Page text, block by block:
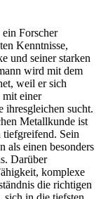
Forscher
Kenntnisse,
und seiner starken
wird mit dem
weil er sich
mit einer
ihresgleichen sucht.
Metallkunde ist
tiefgreifend. Sein
als einen besonders
Darüber
komplexe
die richtigen